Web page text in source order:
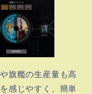
旗艦の生産量も高
感じやすく、簡単